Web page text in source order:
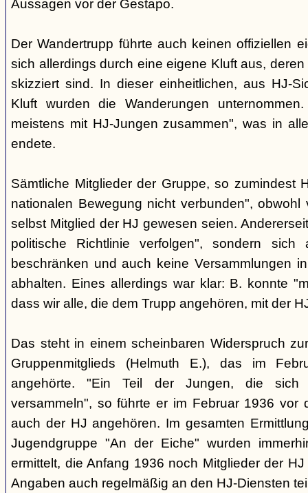
Aussagen vor der Gestapo.
Der Wandertrupp führte auch keinen offiziellen
sich allerdings durch eine eigene Kluft aus,
skizziert sind. In dieser einheitlichen, aus HJ-
Kluft wurden die Wanderungen
meistens mit HJ-Jungen zusammen", was in
endete.
Sämtliche Mitglieder der Gruppe, so zumindest
nationalen Bewegung nicht verbunden", obwohl
selbst Mitglied der HJ gewesen seien.
politische Richtlinie verfolgen", sondern
beschränken und auch keine Versammlungen
abhalten. Eines allerdings war klar: B. konnte
dass wir alle, die dem Trupp angehören, mit der
Das steht in einem scheinbaren Widerspruch
Gruppenmitglieds (Helmuth E.), das im
angehörte. "Ein Teil der Jungen, die
versammeln", so führte er im Februar 1936 vor
auch der HJ angehören. Im gesamten
Jugendgruppe "An der Eiche" wurden
ermittelt, die Anfang 1936 noch Mitglieder der
Angaben auch regelmäßig an den HJ-Diensten